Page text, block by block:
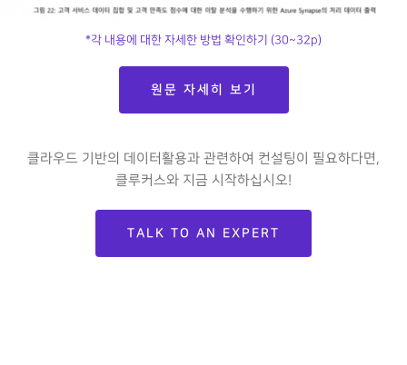
*각 내용에 대한 자세한 방법 확인하기 (30~32p)
원문 자세히 보기
클라우드 기반의 데이터활용과 관련하여 컨설팅이 필요하다면,
클루커스와 지금 시작하십시오!
TALK TO AN EXPERT